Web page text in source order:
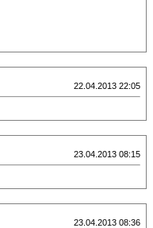
22.04.2013 22:05
23.04.2013 08:15
23.04.2013 08:36